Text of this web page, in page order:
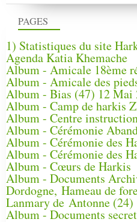
PAGES
1) Statistiques du site
Agenda Katia Khemache
Album - Amicale 18ème
Album - Amicale des
Album - Bias (47) 12 Mai
Album - Camp de harkis
Album - Centre
Album - Cérémonie
Album - Cérémonie des
Album - Cérémonie des
Album - Cœurs de Harkis
Album - Documents
Dordogne, Hameau de
Lanmary de Antonne (24)
Album - Documents